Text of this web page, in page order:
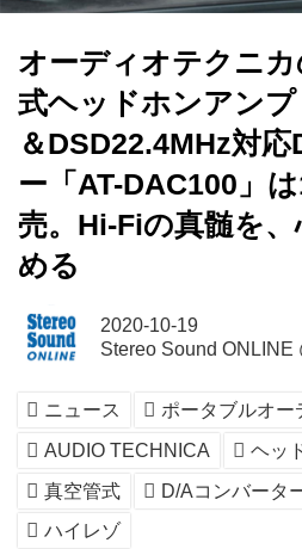
オーディオテクニ
式ヘッドホンアンプ
＆DSD22.4MHz対
ー「AT-DAC100」
売。Hi-Fiの真髄を
める
2020-10-19
Stereo Sound ONLINE
ニュース ポータブルオー
AUDIO TECHNICA
ヘッ
真空管式
D/Aコンバータ
ハイレゾ